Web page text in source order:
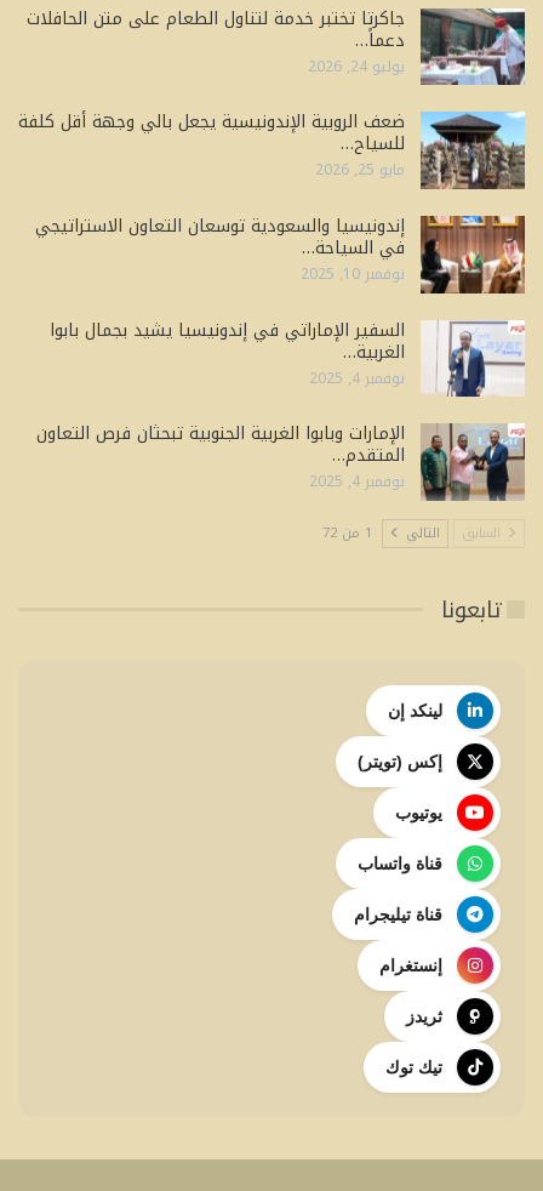
جاكرتا تختبر خدمة لتناول الطعام على متن الحافلات
دعماً…
يوليو 24, 2026
ضعف الروبية الإندونيسية يجعل بالي وجهة أقل كلفة
للسياح…
مايو 25, 2026
إندونيسيا والسعودية توسعان التعاون الاستراتيجي
في السياحة…
نوفمبر 10, 2025
السفير الإماراتي في إندونيسيا يشيد بجمال بابوا
الغربية…
نوفمبر 4, 2025
الإمارات وبابوا الغربية الجنوبية تبحثان فرص التعاون
المتقدم…
نوفمبر 4, 2025
السابق التالي 1 من 72
تابعونا
لينكد إن
إكس (تويتر)
يوتيوب
قناة واتساب
قناة تيليجرام
إنستغرام
ثريدز
تيك توك